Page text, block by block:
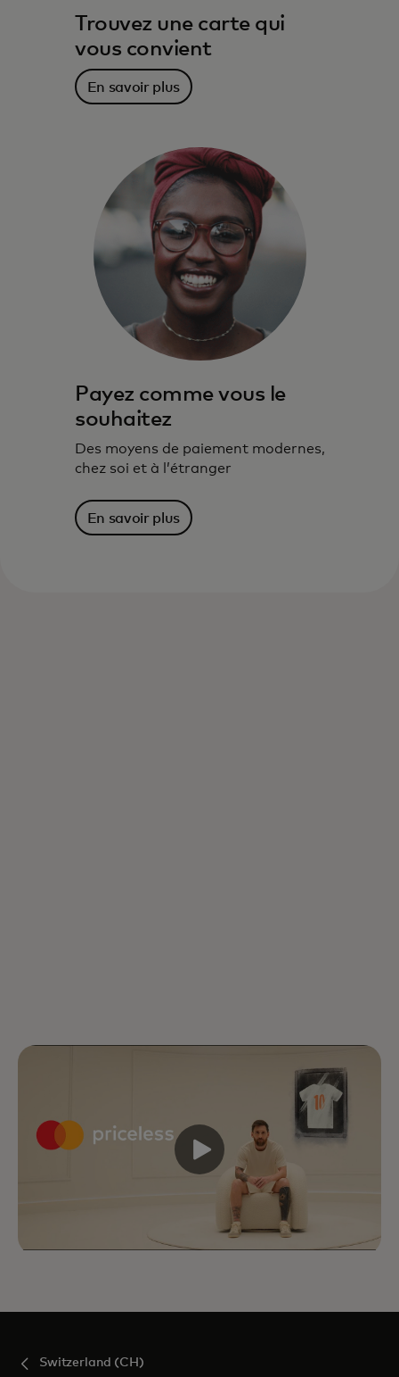
Trouvez une carte qui
vous convient
En savoir plus
Payez comme vous le
souhaitez
Des moyens de paiement modernes,
chez soi et à l’étranger
En savoir plus
Switzerland (CH)